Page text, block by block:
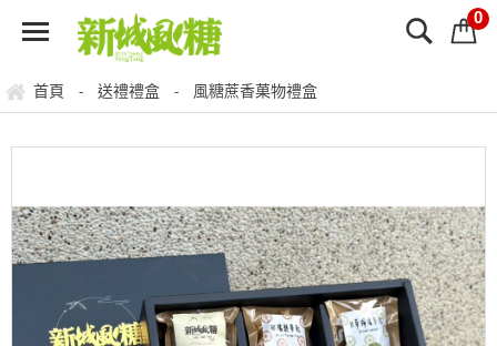
0
首頁 - 送禮禮盒 - 風糖蔗香菓物禮盒